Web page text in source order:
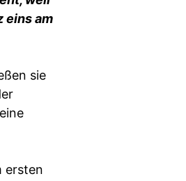
eins am
sie
ersten